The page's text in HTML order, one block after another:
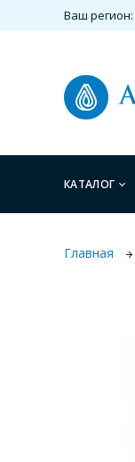
Ваш регион:
КАТАЛОГ
Главная